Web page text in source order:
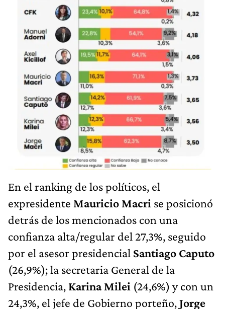
En el ranking de los políticos, el
expresidente Mauricio Macri se posicionó
detrás de los mencionados con una
confianza alta/regular del 27,3%, seguido
por el asesor presidencial Santiago Caputo
(26,9%); la secretaria General de la
Presidencia, Karina Milei (24,6%) y con un
24,3%, el jefe de Gobierno porteño,Jorge